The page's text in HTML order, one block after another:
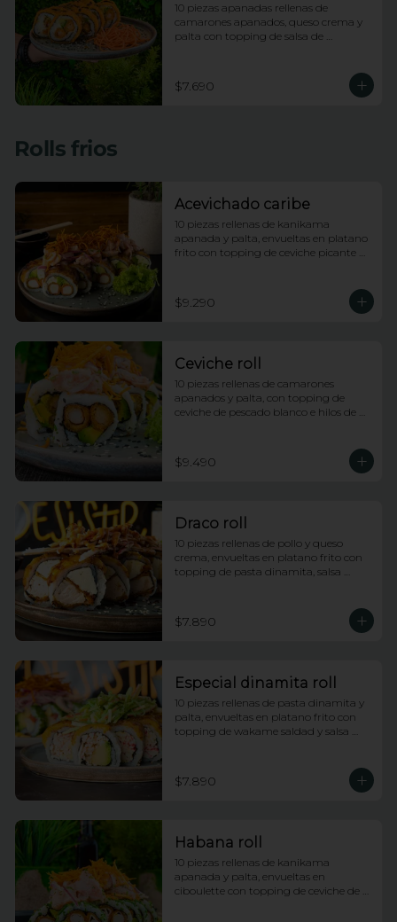
10 piezas apanadas rellenas de
camarones apanados, queso crema y
palta con topping de salsa de
$7.690
Rolls frios
Acevichado caribe
10 piezas rellenas de kanikama
apanada y palta, envueltas en platano
frito con topping de ceviche picante de
$9.290
Ceviche roll
10 piezas rellenas de camarones
apanados y palta, con topping de
ceviche de pescado blanco e hilos de
$9.490
Draco roll
10 piezas rellenas de pollo y queso
crema, envueltas en platano frito con
topping de pasta dinamita, salsa
$7.890
Especial dinamita roll
10 piezas rellenas de pasta dinamita y
palta, envueltas en platano frito con
topping de wakame saldad y salsa
$7.890
Habana roll
10 piezas rellenas de kanikama
apanada y palta, envueltas en
ciboulette con topping de ceviche de